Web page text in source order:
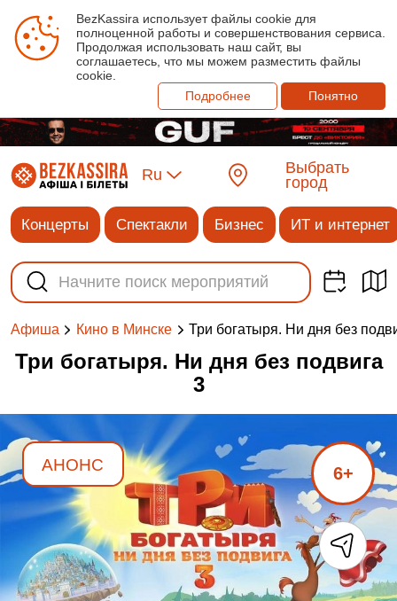
BezKassira использует файлы cookie для
полноценной работы и совершенствования сервиса.
Продолжая использовать наш сайт, вы
соглашаетесь, что мы можем разместить файлы
cookie.
Подробнее
Понятно
Ru
Выбрать
город
Концерты Спектакли Бизнес ИТ и интернет
Афиша Кино в Минске Три богатыря. Ни дня без
Три богатыря. Ни дня без подвига
3
АНОНС 6+